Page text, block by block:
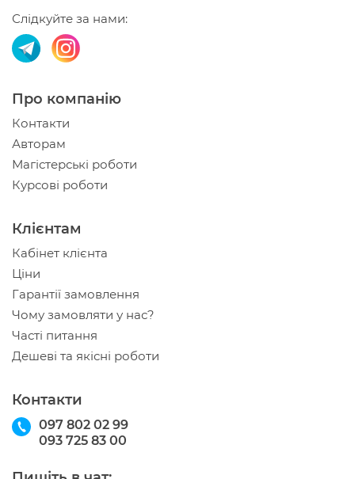
Слідкуйте за нами:
Про компанію
Контакти
Авторам
Магістерські роботи
Курсові роботи
Клієнтам
Кабінет клієнта
Ціни
Гарантії замовлення
Чому замовляти у нас?
Часті питання
Дешеві та якісні роботи
Контакти
097 802 02 99
093 725 83 00